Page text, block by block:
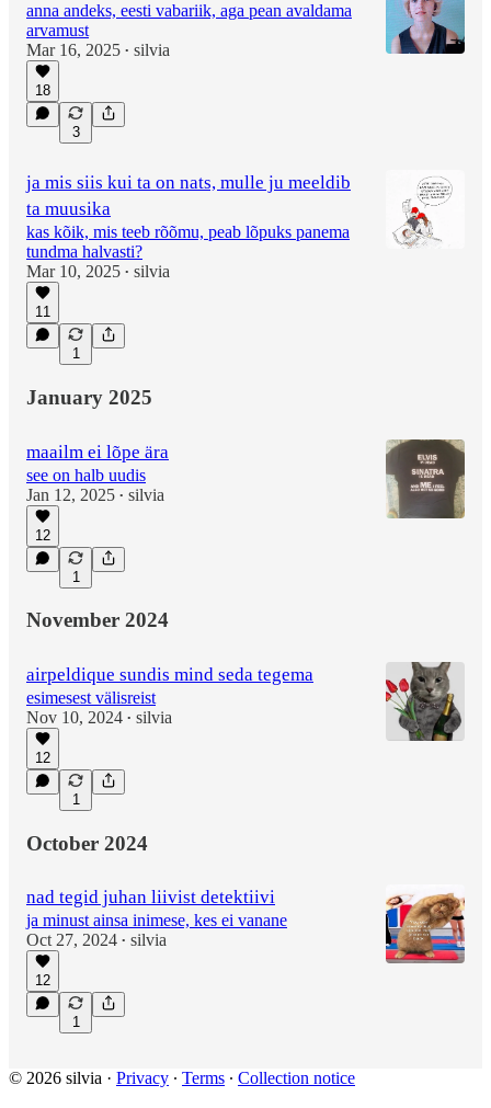
anna andeks, eesti vabariik, aga pean avaldama
arvamust
Mar 16, 2025 • silvia
18
3
ja mis siis kui ta on nats, mulle ju meeldib
ta muusika
kas kõik, mis teeb rõõmu, peab lõpuks panema
tundma halvasti?
Mar 10, 2025 • silvia
11
1
January 2025
maailm ei lõpe ära
see on halb uudis
Jan 12, 2025 • silvia
12
1
November 2024
airpeldique sundis mind seda tegema
esimesest välisreist
Nov 10, 2024 • silvia
12
1
October 2024
nad tegid juhan liivist detektiivi
ja minust ainsa inimese, kes ei vanane
Oct 27, 2024 • silvia
12
1
© 2026 silvia · Privacy ∙ Terms ∙ Collection notice